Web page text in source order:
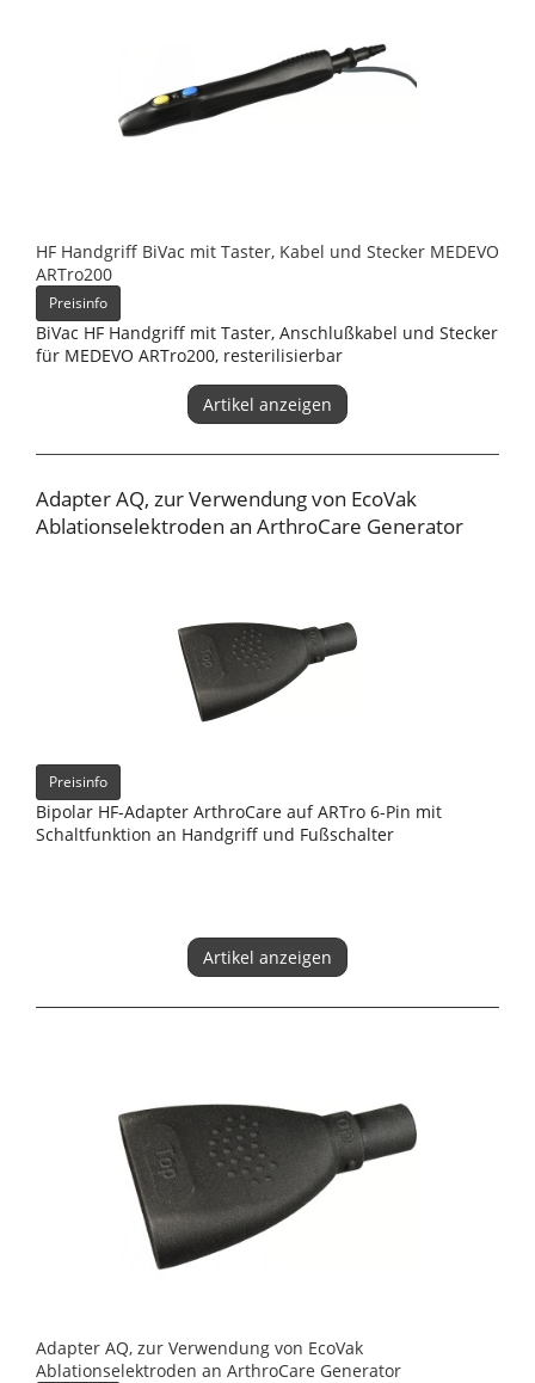
HF Handgriff BiVac mit Taster, Kabel und Stecker MEDEVO
ARTro200
Preisinfo
BiVac HF Handgriff mit Taster, Anschlußkabel und Stecker
für MEDEVO ARTro200, resterilisierbar
Artikel anzeigen
Adapter AQ, zur Verwendung von EcoVak
Ablationselektroden an ArthroCare Generator
Preisinfo
Bipolar HF-Adapter ArthroCare auf ARTro 6-Pin mit
Schaltfunktion an Handgriff und Fußschalter
Artikel anzeigen
Adapter AQ, zur Verwendung von EcoVak
Ablationselektroden an ArthroCare Generator